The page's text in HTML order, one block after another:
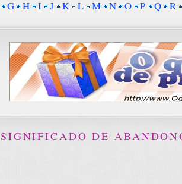
SIGNIFICADO DE
G H I J K L M N O P Q R